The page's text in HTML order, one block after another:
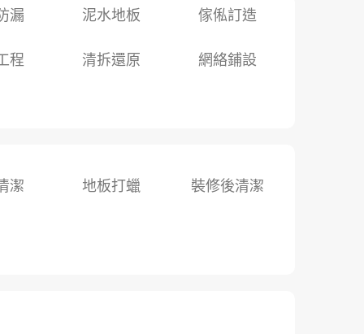
漏 泥水地板 傢俬訂造
程 清拆還原 網絡鋪設
潔 地板打蠟 裝修後清潔